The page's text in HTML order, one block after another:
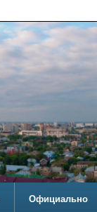
Официально